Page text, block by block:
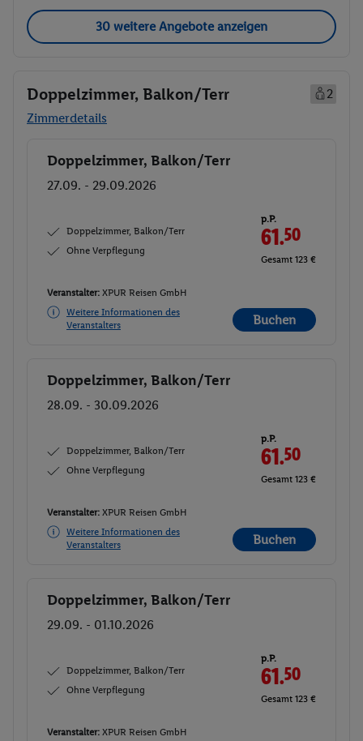
30 weitere Angebote anzeigen
Doppelzimmer, Balkon/Terr
2
Zimmerdetails
Buchen
Doppelzimmer, Balkon/Terr
27.09. - 29.09.2026
Doppelzimmer, Balkon/Terr
Ohne Verpflegung
p.P.
61.50
Gesamt 123 €
Veranstalter: XPUR Reisen GmbH
Weitere Informationen des
Veranstalters
Buchen
Buchen
Doppelzimmer, Balkon/Terr
28.09. - 30.09.2026
Doppelzimmer, Balkon/Terr
Ohne Verpflegung
p.P.
61.50
Gesamt 123 €
Veranstalter: XPUR Reisen GmbH
Weitere Informationen des
Veranstalters
Buchen
Buchen
Doppelzimmer, Balkon/Terr
29.09. - 01.10.2026
Doppelzimmer, Balkon/Terr
Ohne Verpflegung
p.P.
61.50
Gesamt 123 €
Veranstalter: XPUR Reisen GmbH